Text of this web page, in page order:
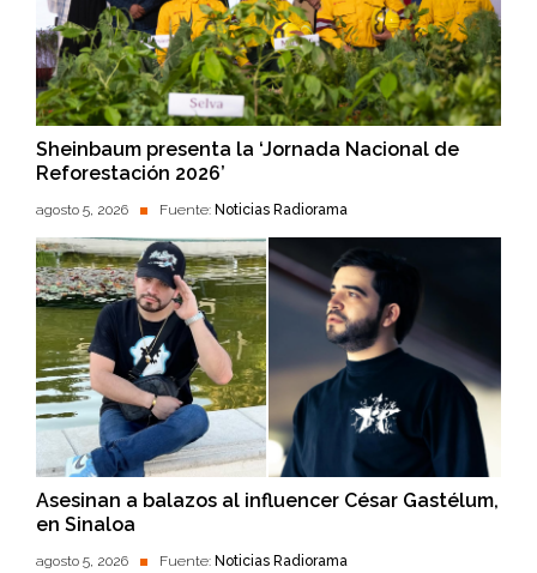
Sheinbaum presenta la ‘Jornada Nacional de
Reforestación 2026’
agosto 5, 2026 Fuente: Noticias Radiorama
Asesinan a balazos al influencer César Gastélum,
en Sinaloa
agosto 5, 2026 Fuente: Noticias Radiorama